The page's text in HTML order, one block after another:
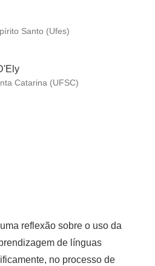
Santo (Ufes)
Catarina (UFSC)
reflexão sobre o uso da
de línguas
no processo de